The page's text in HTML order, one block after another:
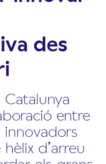
des
Catalunya
entre
innovadors
d’arreu